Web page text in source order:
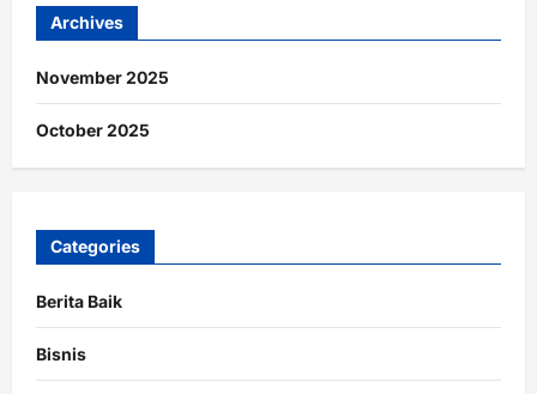
Archives
November 2025
October 2025
Categories
Berita Baik
Bisnis